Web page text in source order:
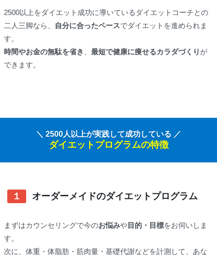
2500以上をダイエット成功に導いているダイエットコーチとの
二人三脚なら、
自分に合ったペースでダイエットを進められま
す。
時間やお金の無駄を省き
最短で健康に痩せるカラダづくり が
できます。
＼ 2500人以上が実践して成功している ／
ダイエットプログラムの特徴
１ オーダーメイドのダイエットプログラム
まずはカウンセリングで今のお悩みや目的・目標をお伺いしま
す。
次に、体重・体脂肪・筋肉量・基礎代謝などを計測して、あな